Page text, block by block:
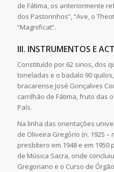
de Fátima, os anteriormente
dos Pastorinhos”, “Ave, o
“Magnificat”.
III. INSTRUMENTOS E
Constituído por 62 sinos, dos
toneladas e o badalo 90
bracarense José Gonçalves
carrilhão de Fátima, fruto das
País.
Na linha das orientações
de Oliveira Gregório (n. 1925 –
presbítero em 1948 e em
de Música Sacra, onde
Gregoriano e o Curso de